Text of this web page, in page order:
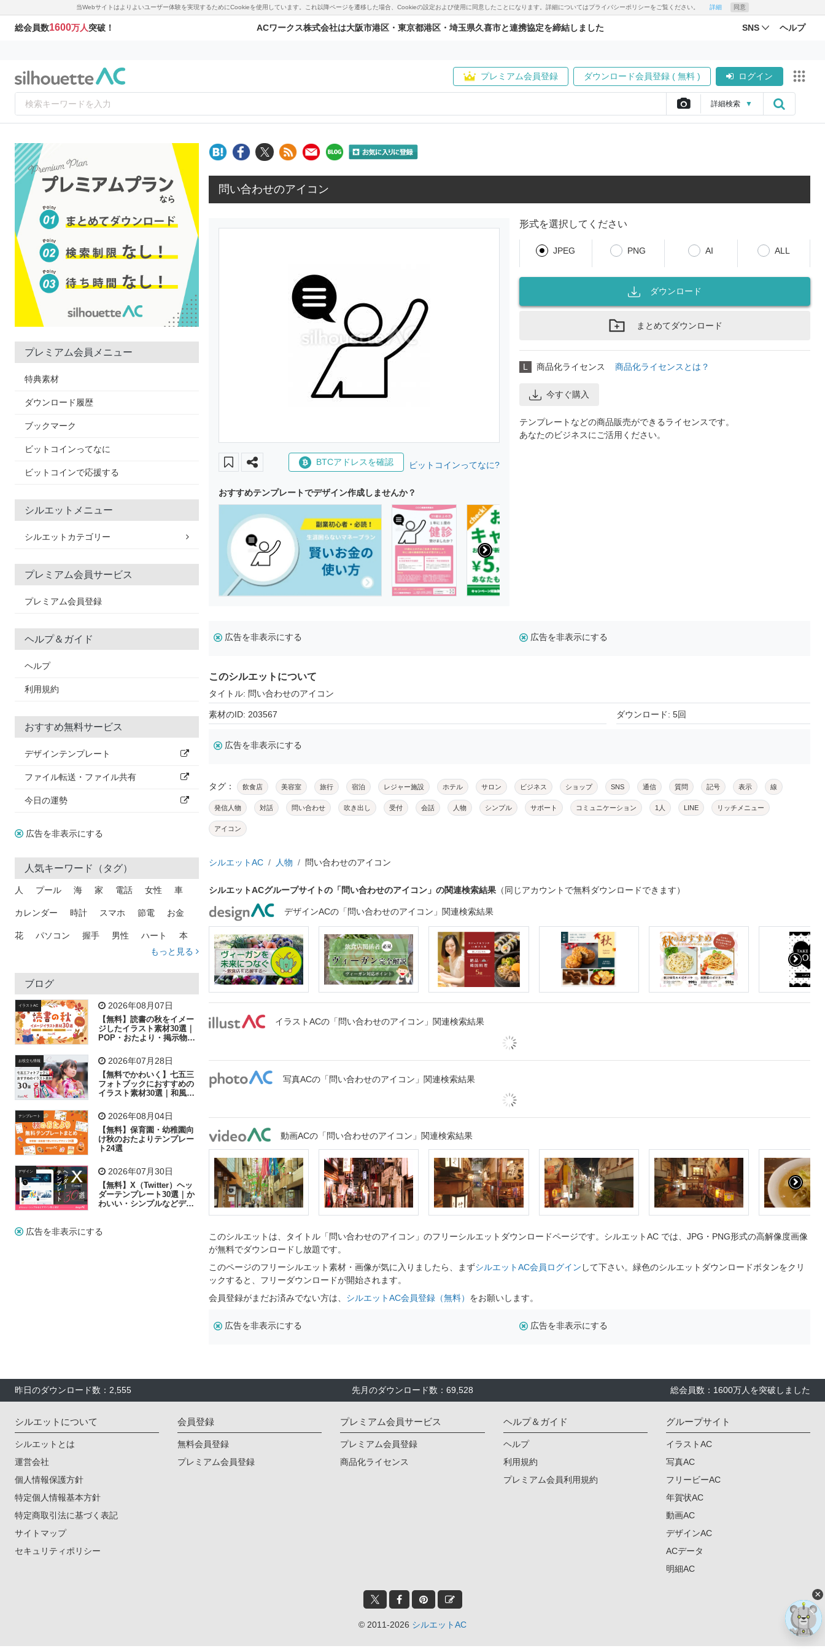
当Webサイトはよりよいユーザー体験を実現するためにCookieを使用しています。これ以降ページを遷移した場合、Cookieの設定および使用に同意したことになります。詳細についてはプライバシーポリシーをご覧ください。 詳細 同意
総会員数1600万人突破！ ACワークス株式会社は大阪市港区・東京都港区・埼玉県久喜市と連携協定を締結しました SNS ヘルプ
プレミアム会員登録 ダウンロード会員登録 ( 無料 ) ログイン
詳細検索 ▼
プレミアム会員メニュー
特典素材
ダウンロード履歴
ブックマーク
ビットコインってなに
ビットコインで応援する
シルエットメニュー
シルエットカテゴリー
プレミアム会員サービス
プレミアム会員登録
ヘルプ＆ガイド
ヘルプ
利用規約
おすすめ無料サービス
デザインテンプレート
ファイル転送・ファイル共有
今日の運勢
広告を非表示にする
人気キーワード（タグ）
人 プール 海 家 電話 女性 車
カレンダー 時計 スマホ 節電 お金
花 パソコン 握手 男性 ハート 本
トラック 木
吹き出し
飛行機 グラフ ビル 魚 家族 書類
歩く 工場 会社 太陽 キラキラ
子供 作業員 葉 相談 ピクトグラム
もっと見る
ブログ
イラストAC 2026年08月07日
【無料】読書の秋をイメー
ジしたイラスト素材30選｜
POP・おたより・掲示物に
お役立ち情報 2026年07月28日
【無料でかわいく】七五三
フォトブックにおすすめの
イラスト素材30選｜和風の
テンプレート 2026年08月04日
【無料】保育園・幼稚園向
け秋のおたよりテンプレー
ト24選
デザイン 2026年07月30日
【無料】X（Twitter）ヘッ
ダーテンプレート30選｜か
わいい・シンプルなどデザ
広告を非表示にする
問い合わせのアイコン
BTCアドレスを確認 ビットコインってなに?
おすすめテンプレートでデザイン作成しませんか？
形式を選択してください
JPEG PNG AI ALL
ダウンロード
まとめてダウンロード
L 商品化ライセンス 商品化ライセンスとは？
今すぐ購入
テンプレートなどの商品販売ができるライセンスです。
あなたのビジネスにご活用ください。
広告を非表示にする 広告を非表示にする
このシルエットについて
タイトル: 問い合わせのアイコン
素材のID: 203567 ダウンロード: 5回
広告を非表示にする
タグ： 飲食店 美容室 旅行 宿泊 レジャー施設 ホテル サロン ビジネス ショップ SNS 通信 質問 記号 表示 線
発信人物 対話 問い合わせ 吹き出し 受付 会話 人物 シンプル サポート コミュニケーション 1人 LINE リッチメニュー
アイコン
シルエットAC 人物 問い合わせのアイコン
シルエットACグループサイトの「問い合わせのアイコン」の関連検索結果 （同じアカウントで無料ダウンロードできます）
デザインACの「問い合わせのアイコン」関連検索結果
イラストACの「問い合わせのアイコン」関連検索結果
写真ACの「問い合わせのアイコン」関連検索結果
動画ACの「問い合わせのアイコン」関連検索結果
このシルエットは、タイトル「問い合わせのアイコン」のフリーシルエットダウンロードページです。シルエットAC では、JPG・PNG形式の高解像度画像
が無料でダウンロードし放題です。
このページのフリーシルエット素材・画像が気に入りましたら、まずシルエットAC会員ログイン して下さい。緑色のシルエットダウンロードボタンをクリ
ックすると、フリーダウンロードが開始されます。
会員登録がまだお済みでない方は、 シルエットAC会員登録（無料） をお願いします。
広告を非表示にする 広告を非表示にする
昨日のダウンロード数：2,555 先月のダウンロード数：69,528 総会員数：1600万人を突破しました
シルエットについて
シルエットとは
運営会社
個人情報保護方針
特定個人情報基本方針
特定商取引法に基づく表記
サイトマップ
セキュリティポリシー
会員登録
無料会員登録
プレミアム会員登録
プレミアム会員サービス
プレミアム会員登録
商品化ライセンス
ヘルプ＆ガイド
ヘルプ
利用規約
プレミアム会員利用規約
グループサイト
イラストAC
写真AC
フリービーAC
年賀状AC
動画AC
デザインAC
ACデータ
明細AC
© 2011-2026 シルエットAC
×